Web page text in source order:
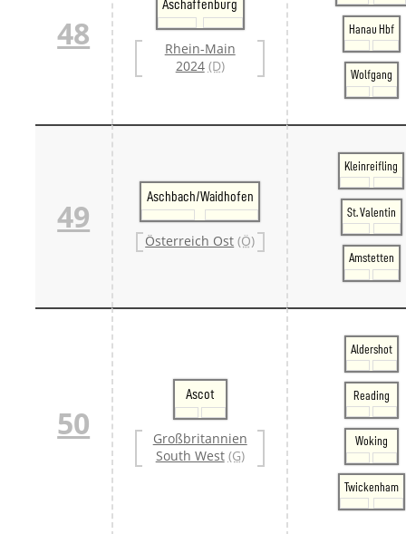
48
Aschaffenburg
Rhein-Main
2024 (D)
Hanau Hbf
Wolfgang
49
Aschbach/Waidhofen
Österreich Ost (Ö)
Kleinreifling
St. Valentin
Amstetten
50
Ascot
Großbritannien
South West (G)
Aldershot
Reading
Woking
Twickenham